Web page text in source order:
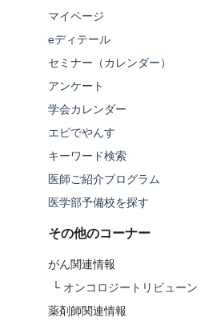
マイページ
eディテール
セミナー（カレンダー）
アンケート
学会カレンダー
エビでやんす
キーワード検索
医師ご紹介プログラム
医学部予備校を探す
その他のコーナー
がん関連情報
└ オンコロジートリビューン
薬剤師関連情報